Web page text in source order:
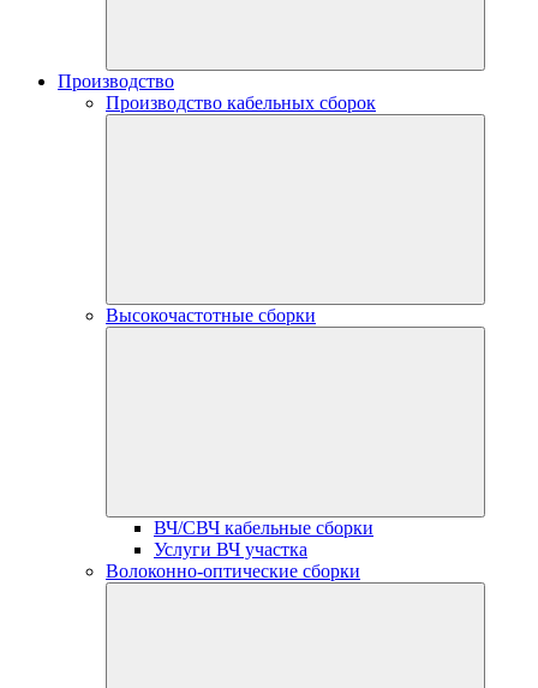
Производство
Производство кабельных сборок
Высокочастотные сборки
ВЧ/СВЧ кабельные сборки
Услуги ВЧ участка
Волоконно-оптические сборки